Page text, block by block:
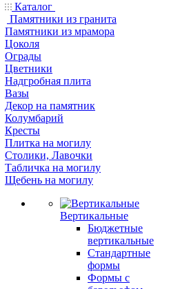
Каталог
Памятники из гранита
Памятники из мрамора
Цоколя
Ограды
Цветники
Надгробная плита
Вазы
Декор на памятник
Колумбарий
Кресты
Плитка на могилу
Столики, Лавочки
Табличка на могилу
Щебень на могилу
Вертикальные
Бюджетные
вертикальные
Стандартные
формы
Формы с